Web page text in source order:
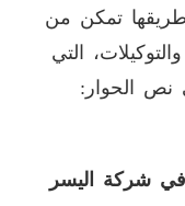
تمكن من
التي
نص الحوار:
في شركة اليسر